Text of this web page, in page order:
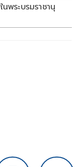
พระบรมราชานุ